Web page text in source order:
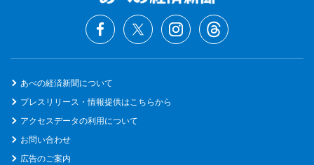
あべの経済新聞について
プレスリリース・情報提供はこちらから
アクセスデータの利用について
お問い合わせ
広告のご案内